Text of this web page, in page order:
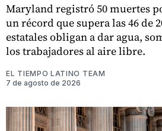
Maryland registró 50 muertes
un récord que supera las 46 de
estatales obligan a dar agua,
los trabajadores al aire libre.
EL TIEMPO LATINO TEAM
7 de agosto de 2026